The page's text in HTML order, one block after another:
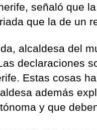
señaló que
que la de un
alcaldesa del
declaraciones
Estas cosas
además
y que